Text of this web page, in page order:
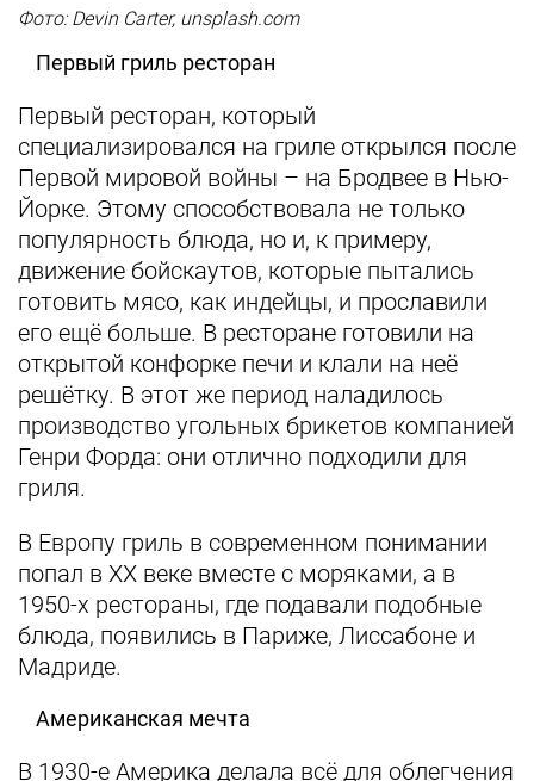
Фото: Devin Carter, unsplash.com
Первый гриль ресторан
Первый ресторан, который
специализировался на гриле открылся после
Первой мировой войны – на Бродвее в Нью-
Йорке. Этому способствовала не только
популярность блюда, но и, к примеру,
движение бойскаутов, которые пытались
готовить мясо, как индейцы, и прославили
его ещё больше. В ресторане готовили на
открытой конфорке печи и клали на неё
решётку. В этот же период наладилось
производство угольных брикетов компанией
Генри Форда: они отлично подходили для
гриля.
В Европу гриль в современном понимании
попал в XX веке вместе с моряками, а в
1950-х рестораны, где подавали подобные
блюда, появились в Париже, Лиссабоне и
Мадриде.
Американская мечта
В 1930-е Америка делала всё для облегчения